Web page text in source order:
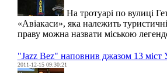
На тротуарі по вулиці
«Авіакаси», яка належить
праву можна назвати міською
"Jazz Bez" наповнив джазом 13 міст
2011-12-15 09:30:21